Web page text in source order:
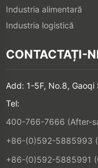
Industria alimentară
Industria logistică
CONTACTAȚI-
Add: 1-5F, No.8, Gaoqi
Tel:
400-766-7666 (After-
+86-(0)592-5885993
+86-(0)592-5885991